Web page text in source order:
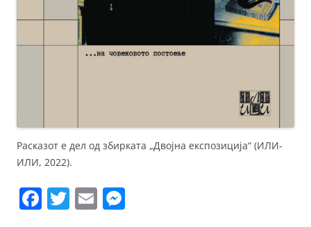
Расказот е дел од збирката „Двојна експозиција“ (ИЛИ-
ИЛИ, 2022).
F T E